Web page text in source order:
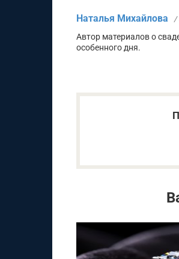
Наталья Михайлова /
Автор материалов о
особенного дня.